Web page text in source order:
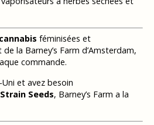
féminisées et
la Barney’s Farm d’Amsterdam,
commande.
et avez besoin
Seeds, Barney’s Farm a la